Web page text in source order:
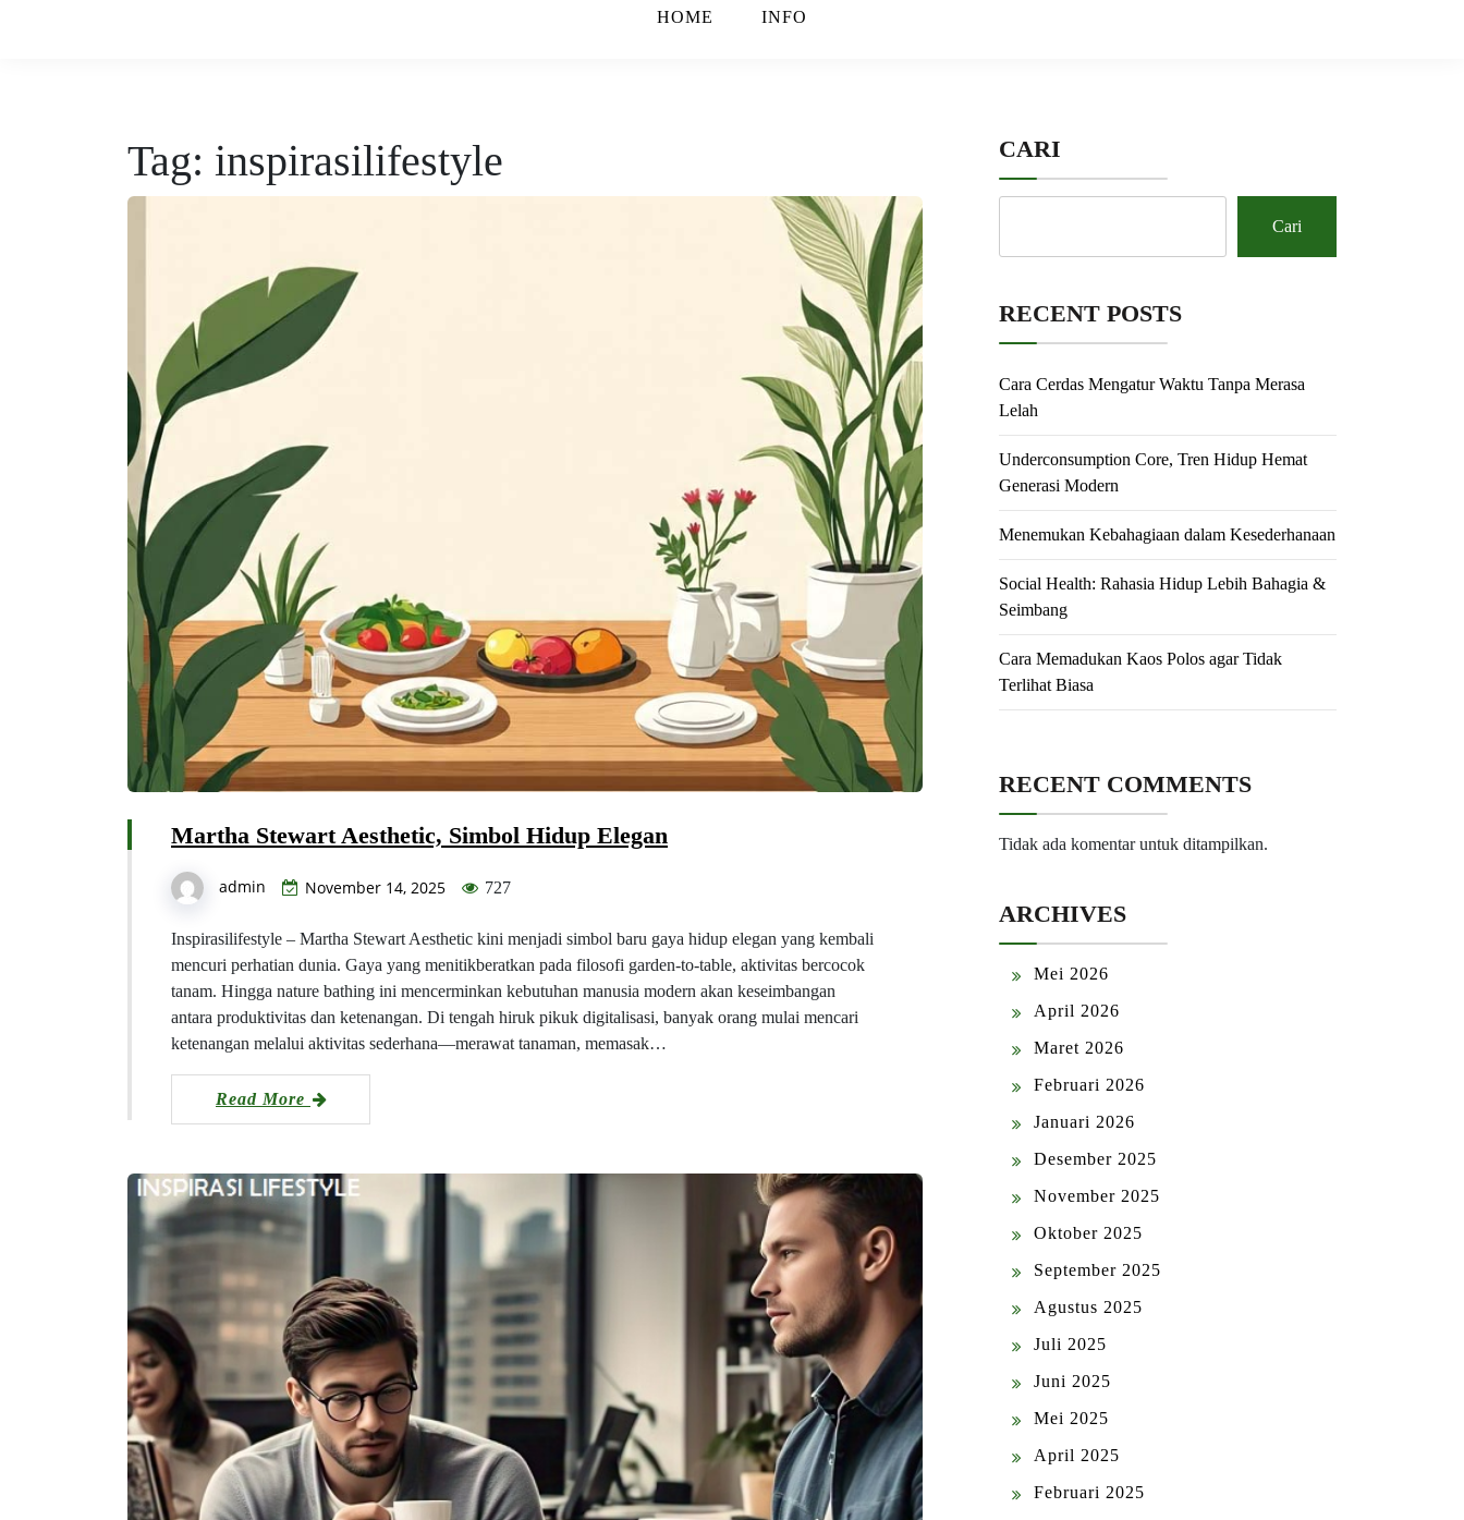
HOME INFO
Tag: inspirasilifestyle
Martha Stewart Aesthetic, Simbol Hidup Elegan
admin November 14, 2025 727
Inspirasilifestyle – Martha Stewart Aesthetic kini menjadi simbol baru gaya hidup elegan yang kembali
mencuri perhatian dunia. Gaya yang menitikberatkan pada filosofi garden-to-table, aktivitas bercocok
tanam. Hingga nature bathing ini mencerminkan kebutuhan manusia modern akan keseimbangan
antara produktivitas dan ketenangan. Di tengah hiruk pikuk digitalisasi, banyak orang mulai mencari
ketenangan melalui aktivitas sederhana—merawat tanaman, memasak…
Read More
CARI
Cari
RECENT POSTS
Cara Cerdas Mengatur Waktu Tanpa Merasa
Lelah
Underconsumption Core, Tren Hidup Hemat
Generasi Modern
Menemukan Kebahagiaan dalam Kesederhanaan
Social Health: Rahasia Hidup Lebih Bahagia &
Seimbang
Cara Memadukan Kaos Polos agar Tidak
Terlihat Biasa
RECENT COMMENTS
Tidak ada komentar untuk ditampilkan.
ARCHIVES
Mei 2026
April 2026
Maret 2026
Februari 2026
Januari 2026
Desember 2025
November 2025
Oktober 2025
September 2025
Agustus 2025
Juli 2025
Juni 2025
Mei 2025
April 2025
Februari 2025